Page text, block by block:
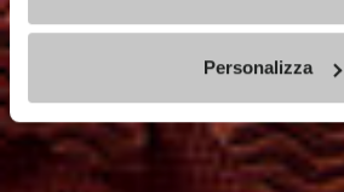
Personalizza